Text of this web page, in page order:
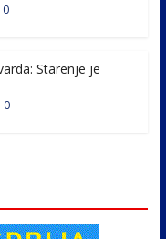
0
Starenje je
0